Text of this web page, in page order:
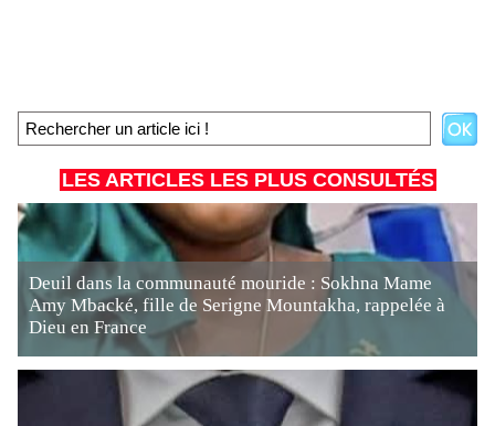
LES ARTICLES LES PLUS CONSULTÉS
Deuil dans la communauté mouride : Sokhna Mame
Amy Mbacké, fille de Serigne Mountakha, rappelée à
Dieu en France